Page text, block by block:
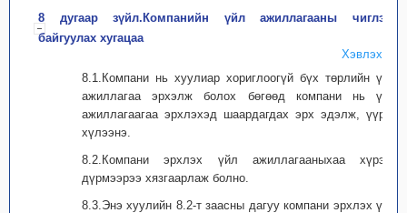
8 дугаар зүйл.Компанийн үйл ажиллагааны чиглэл,
байгуулах хугацаа
Хэвлэх
8.1.Компани нь хуулиар хориглоогүй бүх төрлийн үйл
ажиллагаа эрхэлж болох бөгөөд компани нь үйл
ажиллагаагаа эрхлэхэд шаардагдах эрх эдэлж, үүрэг
хүлээнэ.
8.2.Компани эрхлэх үйл ажиллагааныхаа хүрээг
дүрмээрээ хязгаарлаж болно.
8.3.Энэ хуулийн 8.2-т заасны дагуу компани эрхлэх үйл